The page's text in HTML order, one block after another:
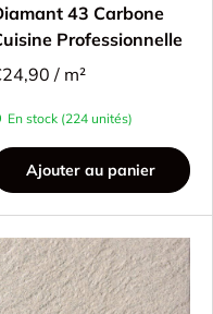
43 Carbone
Professionnelle
/ m²
En stock (224 unités)
Ajouter au panier